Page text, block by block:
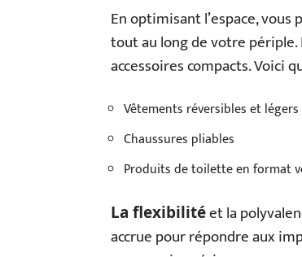
En optimisant l’espace,
tout au long de votre
accessoires compacts. Voici
Vêtements réversibles et légers
Chaussures pliables
Produits de toilette en format
La flexibilitéet la
accrue pour répondre aux